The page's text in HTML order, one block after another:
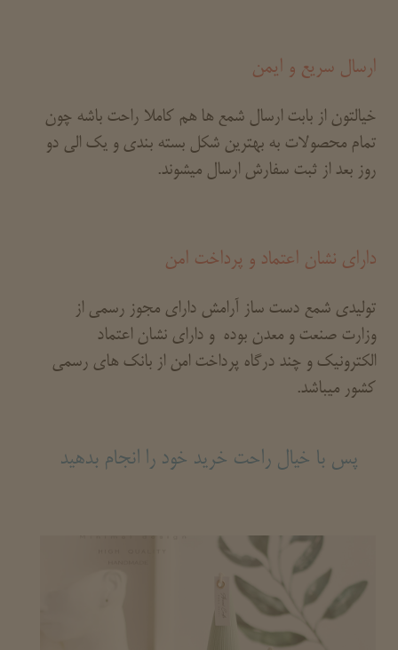
ارسال سریع و ایمن
خیالتون از بابت ارسال شمع ها هم کاملا راحت باشه چون
تمام محصولات به بهترین شکل بسته بندی و یک الی دو
روز بعد از ثبت سفارش ارسال میشوند.
دارای نشان اعتماد و پرداخت امن
تولیدی شمع دست ساز آرامش دارای مجوز رسمی از
وزارت صنعت و معدن بوده و دارای نشان اعتماد
الکترونیک و چند درگاه پرداخت امن از بانک های رسمی
کشور میباشد.
پس با خیال راحت خرید خود را انجام بدهید